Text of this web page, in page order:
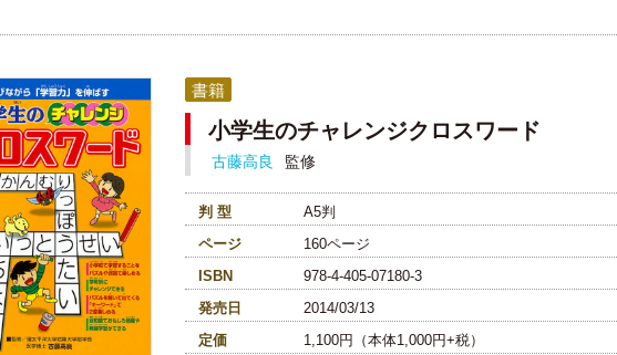
書籍
小学生のチャレンジクロスワード
古藤高良 監修
判 型
A5判
ページ
160ページ
ISBN
978-4-405-07180-3
発売日
2014/03/13
定価
1,100円（本体1,000円+税）